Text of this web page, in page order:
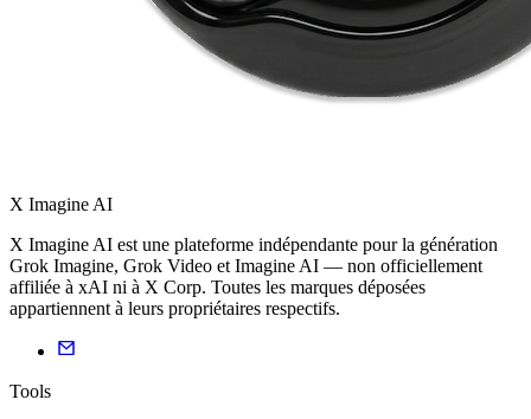
X Imagine AI
X Imagine AI est une plateforme indépendante pour la génération
Grok Imagine, Grok Video et Imagine AI — non officiellement
affiliée à xAI ni à X Corp. Toutes les marques déposées
appartiennent à leurs propriétaires respectifs.
Tools